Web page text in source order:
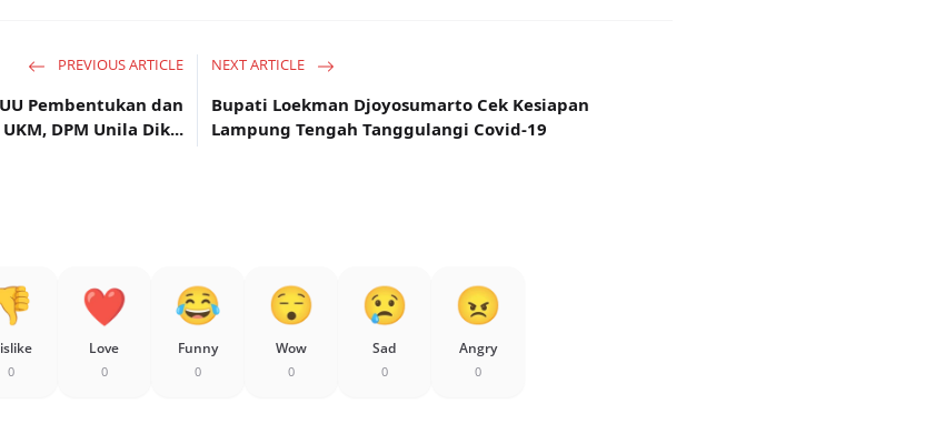
PREVIOUS ARTICLE
Pembentukan dan
DPM Unila Dik...
NEXT ARTICLE
Bupati Loekman Djoyosumarto Cek Kesiapan
Lampung Tengah Tanggulangi Covid-19
0
Love
0
Funny
0
Wow
0
Sad
0
Angry
0